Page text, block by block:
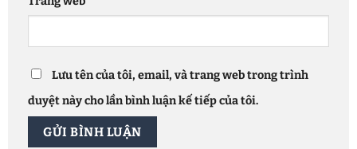
Lưu tên của tôi, email, và trang web trong trình
duyệt này cho lần bình luận kế tiếp của tôi.